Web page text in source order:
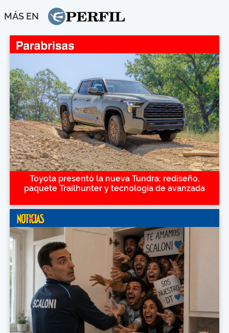
MÁS EN
Toyota presentó la nueva Tundra: rediseño,
paquete Trailhunter y tecnología de avanzada